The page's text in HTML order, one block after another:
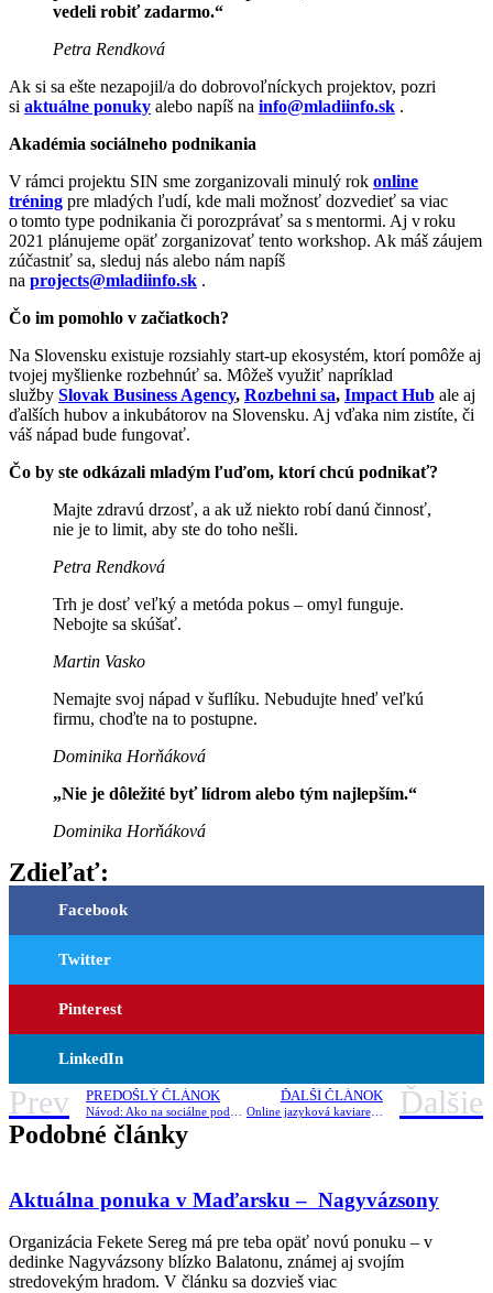
vedeli robiť zadarmo.“
Petra Rendková
Ak si sa ešte nezapojil/a do dobrovoľníckych projektov, pozri
si aktuálne ponuky alebo napíš na info@mladiinfo.sk .
Akadémia sociálneho podnikania
V rámci projektu SIN sme zorganizovali minulý rok online
tréning pre mladých ľudí, kde mali možnosť dozvedieť sa viac
o tomto type podnikania či porozprávať sa s mentormi. Aj v roku
2021 plánujeme opäť zorganizovať tento workshop. Ak máš záujem
zúčastniť sa, sleduj nás alebo nám napíš
na projects@mladiinfo.sk .
Čo im pomohlo v začiatkoch?
Na Slovensku existuje rozsiahly start-up ekosystém, ktorí pomôže aj
tvojej myšlienke rozbehnúť sa. Môžeš využiť napríklad
služby Slovak Business Agency, Rozbehni sa, Impact Hub ale aj
ďalších hubov a inkubátorov na Slovensku. Aj vďaka nim zistíte, či
váš nápad bude fungovať.
Čo by ste odkázali mladým ľuďom, ktorí chcú podnikať?
Majte zdravú drzosť, a ak už niekto robí danú činnosť,
nie je to limit, aby ste do toho nešli.
Petra Rendková
Trh je dosť veľký a metóda pokus – omyl funguje.
Nebojte sa skúšať.
Martin Vasko
Nemajte svoj nápad v šuflíku. Nebudujte hneď veľkú
firmu, choďte na to postupne.
Dominika Horňáková
„Nie je dôležité byť lídrom alebo tým najlepším.“
Dominika Horňáková
Zdieľať:
Facebook
Twitter
Pinterest
LinkedIn
Prev PREDOŠLÝ ČLÁNOK ĎALŠÍ ČLÁNOK
Online jazyková kaviareň – miesto, kde sa môžeš naučiť nový jazyk Ďalšie
Podobné články
Aktuálna ponuka v Maďarsku – Nagyvázsony
Organizácia Fekete Sereg má pre teba opäť novú ponuku – v
dedinke Nagyvázsony blízko Balatonu, známej aj svojím
stredovekým hradom. V článku sa dozvieš viac